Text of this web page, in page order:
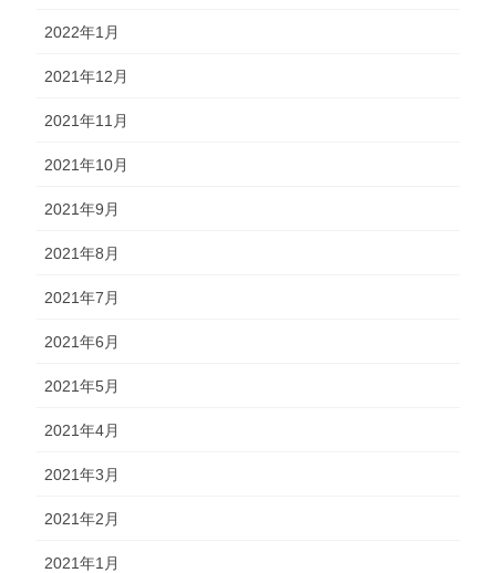
2022年1月
2021年12月
2021年11月
2021年10月
2021年9月
2021年8月
2021年7月
2021年6月
2021年5月
2021年4月
2021年3月
2021年2月
2021年1月